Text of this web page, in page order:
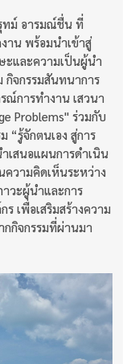
รุทม์ อารมณ์ชื่น ที่
าน พร้อมนำเข้าสู่
และความเป็นผู้นำ
จกรรมสันทนาการ
ณ์การทำงาน เสวนา
Problems" ร่วมกับ
“รู้จักตนเอง สู่การ
เสนอแผนการดำเนิน
ความคิดเห็นระหว่าง
วะผู้นำและการ
เพื่อเสริมสร้างความ
กกิจกรรมที่ผ่านมา